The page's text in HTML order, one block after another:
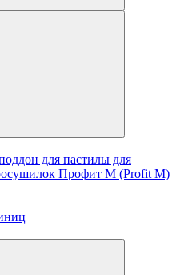
для пастилы для
Профит М (Profit M)